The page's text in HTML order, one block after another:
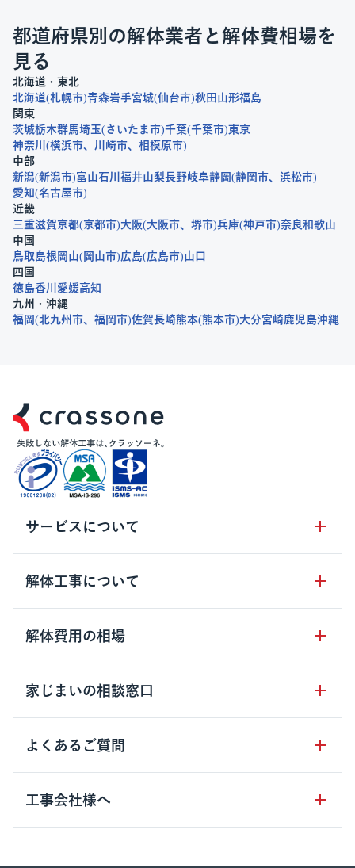
都道府県別の解体業者と解体費相場を
見る
北海道・東北
北海道 札幌市 青森岩手宮城 仙台市 秋田 山形福島
関東
茨城栃木群馬埼玉 さいたま市 千葉 千葉市 東京
神奈川
横浜市 川崎市
相模原市
中部
新潟 新潟市 富山石川 福井山梨長野岐阜静岡 静岡市
浜松市
愛知 名古屋市
近畿
三重滋賀京都 京都市 大阪 大阪市 堺市 兵庫 神戸市 奈良和歌山
中国
鳥取 島根 岡山 岡山市 広島 広島市 山口
四国
徳島香川 愛媛高知
九州・沖縄
福岡 北九州市 福岡市 佐賀長崎熊本 熊本市 大分宮崎鹿児島沖縄
サービスについて
サービスの流れ
サービスのメリット
クラッソーネの自治体連携
お客さまの声
空き家の処分を検討のお客様へ
解体工事について
解体工事の基礎知識
解体工事に関わる法律
用語集
解体費用の相場
木造住宅の相場
鉄骨造住宅の相場
RC造住宅の相場
家じまいの相談窓口
家じまいの相談窓口
よくあるご質問
クラッソーネの利用方法
工事の進め方
工事会社様へ